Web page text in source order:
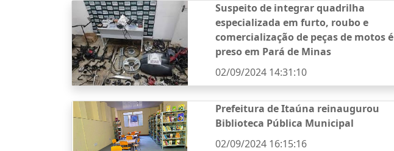
Suspeito de integrar quadrilha
especializada em furto, roubo e
comercialização de peças de motos é
preso em Pará de Minas
02/09/2024 14:31:10
Prefeitura de Itaúna reinaugurou
Biblioteca Pública Municipal
02/09/2024 16:15:16